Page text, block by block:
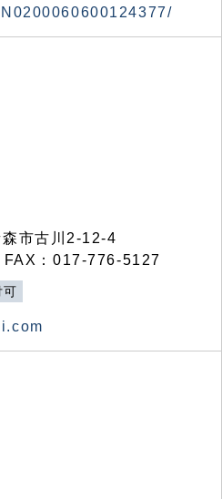
市古川2-12-4
：017-776-5127
可